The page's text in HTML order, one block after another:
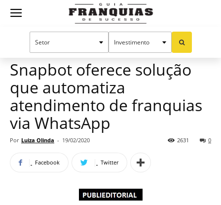
Guia
Sucesso
Manual do sucesso
Snapbot oferece solução
que automatiza
atendimento de franquias
via WhatsApp
Por Luiza Olinda - 19/02/2020 0
2631
Facebook Twitter